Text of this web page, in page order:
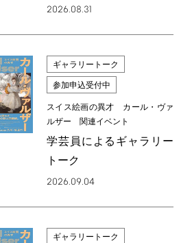
2026.08.31
ギャラリートーク
参加申込受付中
スイス絵画の異才 カール・ヴァ
ルザー 関連イベント
学芸員によるギャラリー
トーク
2026.09.04
ギャラリートーク